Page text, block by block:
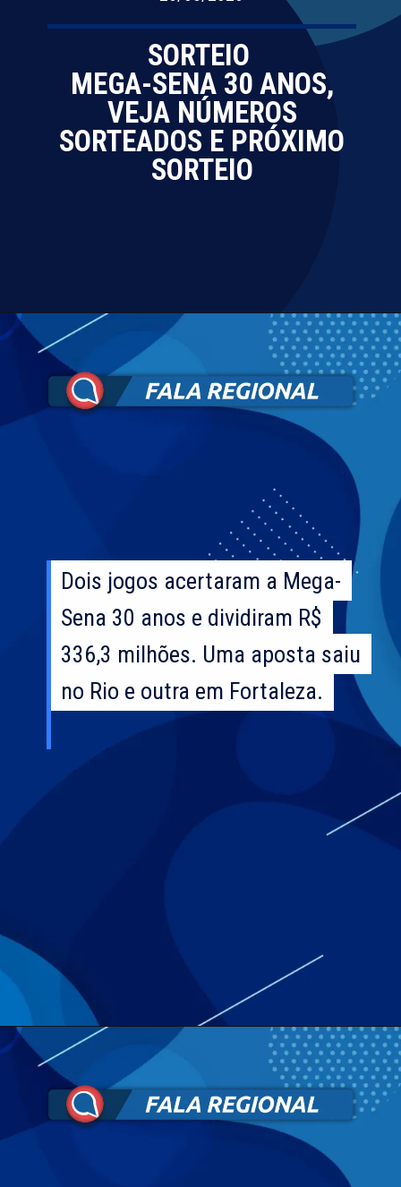
SORTEIO
MEGA-SENA 30 ANOS,
VEJA NÚMEROS
SORTEADOS E PRÓXIMO
SORTEIO
Dois jogos acertaram a Mega-
Sena 30 anos e dividiram R$
336,3 milhões. Uma aposta saiu
no Rio e outra em Fortaleza.
Dois jogos acertaram a Mega-
Sena 30 anos e dividiram R$
336,3 milhões. Uma aposta saiu
no Rio e outra em Fortaleza.